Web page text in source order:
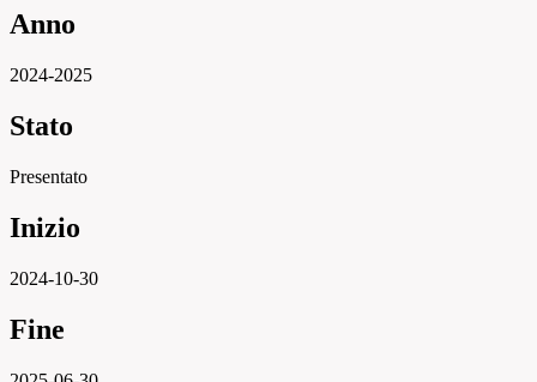
Anno
2024-2025
Stato
Presentato
Inizio
2024-10-30
Fine